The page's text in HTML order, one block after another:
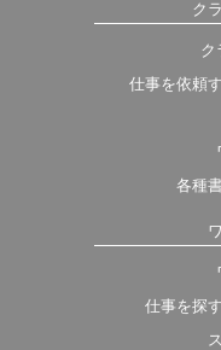
ク
ク
仕事を依頼
各種
仕事を探